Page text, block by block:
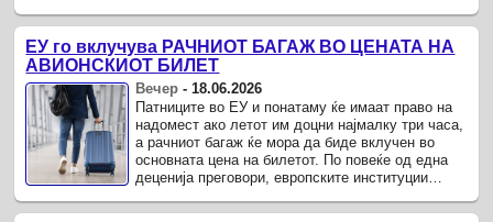
ЕУ го вклучува РАЧНИОТ БАГАЖ ВО ЦЕНАТА НА
АВИОНСКИОТ БИЛЕТ
Вечер - 18.06.2026
Патниците во ЕУ и понатаму ќе имаат право на
надомест ако летот им доцни најмалку три часа,
а рачниот багаж ќе мора да биде вклучен во
основната цена на билетот. По повеќе од една
деценија преговори, европските институции
заштита на ...